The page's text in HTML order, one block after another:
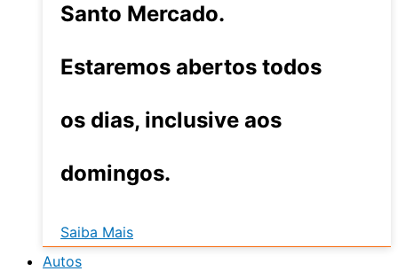
Santo Mercado.
Estaremos abertos todos
os dias, inclusive aos
domingos.
Saiba Mais
Autos